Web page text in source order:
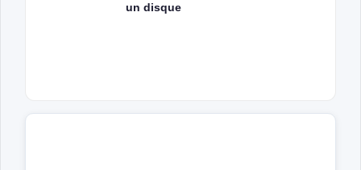
un disque